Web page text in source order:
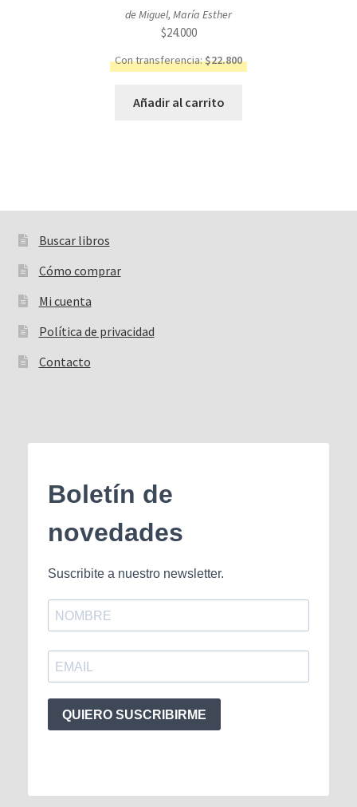
de Miguel, María Esther
$24.000
Con transferencia:$22.800
Añadir al carrito
Buscar libros
Buscar:
Cómo comprar
Mi cuenta
Política de privacidad
Contacto
Boletín de
novedades
Suscribite a nuestro newsletter.
QUIERO SUSCRIBIRME